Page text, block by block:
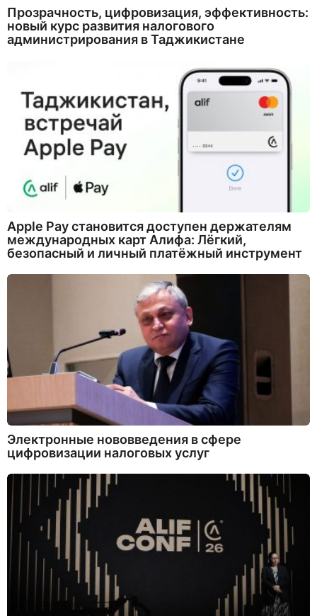
Прозрачность, цифровизация, эффективность:
новый курс развития налогового
администрирования в Таджикистане
Apple Pay становится доступен держателям
международных карт Алифа: Лёгкий,
безопасный и личный платёжный инструмент
Электронные нововведения в сфере
цифровизации налоговых услуг